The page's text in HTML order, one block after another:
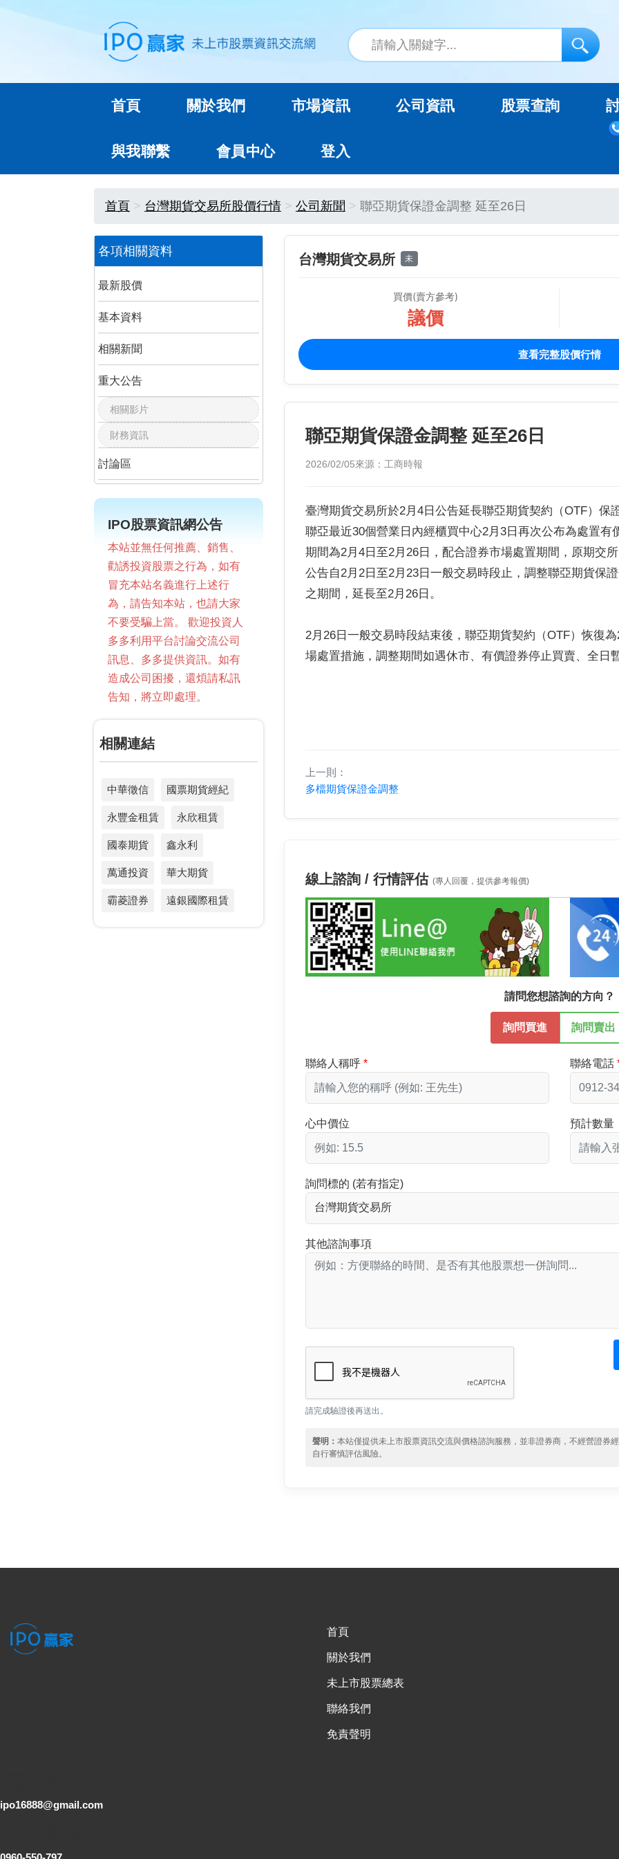
首頁 關於我們 市場資訊 公司資訊 股票查詢
與我聯繫 會員中心 登入
首頁 台灣期貨交易所股價行情 公司新聞 聯亞期貨保證金調整 延至26日
各項相關資料
最新股價
基本資料
相關新聞
重大公告
相關影片
財務資訊
討論區
IPO股票資訊網公告
本站並無任何推薦、銷售、
勸誘投資股票之行為，如有
冒充本站名義進行上述行
為，請告知本站，也請大家
不要受騙上當。 歡迎投資人
多多利用平台討論交流公司
訊息、多多提供資訊。如有
造成公司困擾，還煩請私訊
告知，將立即處理。
相關連結
中華徵信 國票期貨經紀
永豐金租賃 永欣租賃
國泰期貨 鑫永利
萬通投資 華大期貨
霸菱證券 遠銀國際租賃
台灣期貨交易所 未
買價(賣方參考)
議價
查看完整股價行情
聯亞期貨保證金調整 延至26日
2026/02/05來源：工商時報
臺灣期貨交易所於2月4日公告延長聯亞期貨契約（OTF）保
聯亞最近30個營業日內經櫃買中心2月3日再次公布為處置
期間為2月4日至2月26日，配合證券市場處置期間，原期交
公告自2月2日至2月23日一般交易時段止，調整聯亞期貨保
之期間，延長至2月26日。
2月26日一般交易時段結束後，聯亞期貨契約（OTF）恢復
場處置措施，調整期間如遇休市、有價證券停止買賣、全日
上一則：
多檔期貨保證金調整
線上諮詢 / 行情評估(專人回覆，提供參考報價)
請問您想諮詢的方向？
詢問買進 詢問賣出
聯絡人稱呼 聯絡電話
心中價位 預計數量
詢問標的 (若有指定)
其他諮詢事項
請完成驗證後再送出。
聲明：本站僅提供未上市股票資訊交流與價格諮詢服務，並非證券商，不經營證券
自行審慎評估風險。
首頁
關於我們
未上市股票總表
聯絡我們
免責聲明
ipo16888@gmail.com